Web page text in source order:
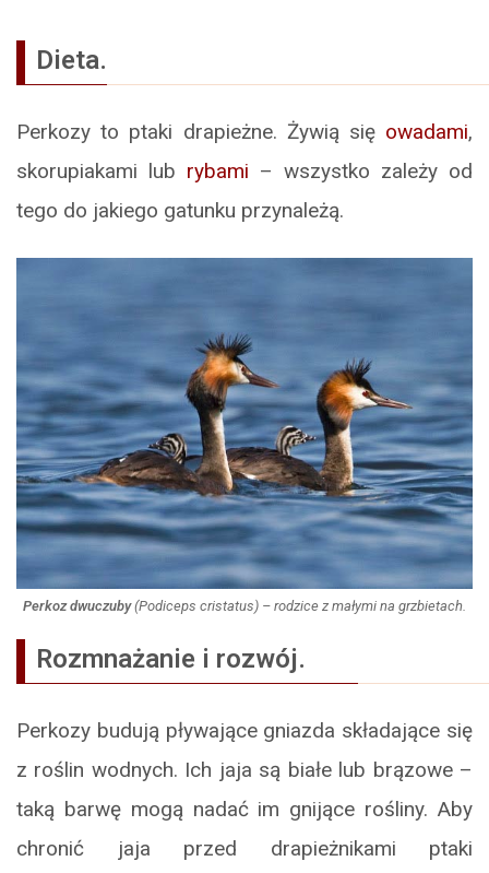
Dieta.
Perkozy to ptaki drapieżne. Żywią się owadami,
skorupiakami lub rybami – wszystko zależy od
tego do jakiego gatunku przynależą.
Perkoz dwuczuby(Podiceps cristatus) – rodzice z małymi na grzbietach.
Rozmnażanie i rozwój.
Perkozy budują pływające gniazda składające się
z roślin wodnych. Ich jaja są białe lub brązowe –
taką barwę mogą nadać im gnijące rośliny. Aby
chronić jaja przed drapieżnikami ptaki